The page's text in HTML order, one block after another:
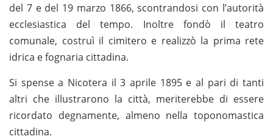
del 7 e del 19 marzo 1866, scontrandosi con l’autorità
ecclesiastica del tempo. Inoltre fondò il teatro
comunale, costruì il cimitero e realizzò la prima rete
idrica e fognaria cittadina.
Si spense a Nicotera il 3 aprile 1895 e al pari di tanti
altri che illustrarono la città, meriterebbe di essere
ricordato degnamente, almeno nella toponomastica
cittadina.